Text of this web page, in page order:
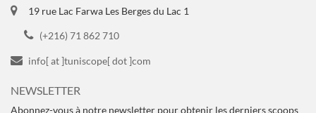
19 rue Lac Farwa Les Berges du Lac 1
(+216) 71 862 710
info[ at ]tuniscope[ dot ]com
NEWSLETTER
Abonnez-vous à notre newsletter pour obtenir les derniers scoops